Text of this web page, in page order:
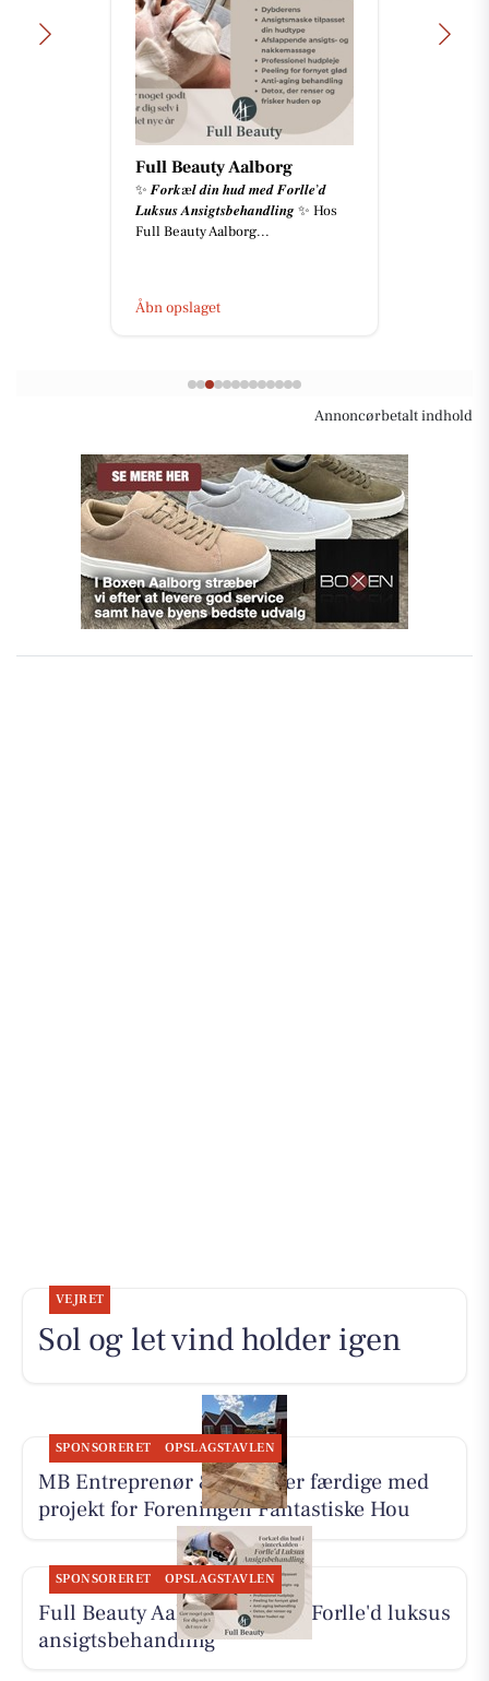
Full Beauty Aalborg
✨ 𝑭𝒐𝒓𝒌æ𝒍 𝒅𝒊𝒏 𝒉𝒖𝒅 𝒎𝒆𝒅 𝑭𝒐𝒓𝒍𝒍𝒆’𝒅
𝑳𝒖𝒌𝒔𝒖𝒔 𝑨𝒏𝒔𝒊𝒈𝒕𝒔𝒃𝒆𝒉𝒂𝒏𝒅𝒍𝒊𝒏𝒈 ✨ Hos
Full Beauty Aalborg...
Åbn opslaget
Annoncørbetalt indhold
VEJRET
Sol og let vind holder igen
SPONSORERET OPSLAGSTAVLEN
MB Entreprenør & Anlæg er færdige med
projekt for Foreningen Fantastiske Hou
SPONSORERET OPSLAGSTAVLEN
Full Beauty Aalborg tilbyder Forlle'd luksus
ansigtsbehandling